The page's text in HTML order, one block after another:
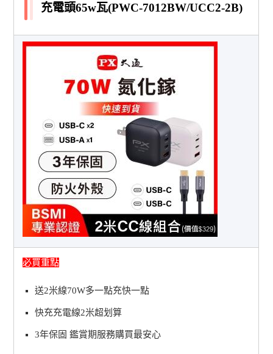
充電頭65w瓦(PWC-7012BW/UCC2-2B)
必買重點
送2米線70W多一點充快一點
快充充電線2米超划算
3年保固 鑑賞期服務購買最安心